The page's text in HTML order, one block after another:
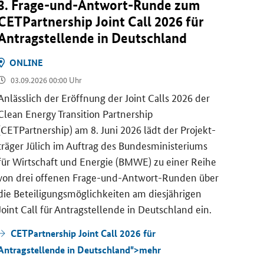
Frage-​und-Antwort-Runde zum
Joint Call 2026 für
in Deutsch­land
ON­LINE
03.09.2026 00:00 Uhr
der Er­öff­nung der Joint Calls 2026 der
Energy Transition Partnership
am 8. Juni 2026 lädt der Pro­jekt­
Jü­lich im Auf­trag des Bun­des­mi­nis­te­ri­ums
Wirt­schaft und En­er­gie (BMWE) zu einer Reihe
drei of­fe­nen Frage-​und-Antwort-Runden über
Be­tei­li­gungs­mög­lich­kei­ten am dies­jäh­ri­gen
Call für An­trag­stel­len­de in Deutsch­land ein.
CETPartnership Joint Call 2026 für
in Deutschland">mehr